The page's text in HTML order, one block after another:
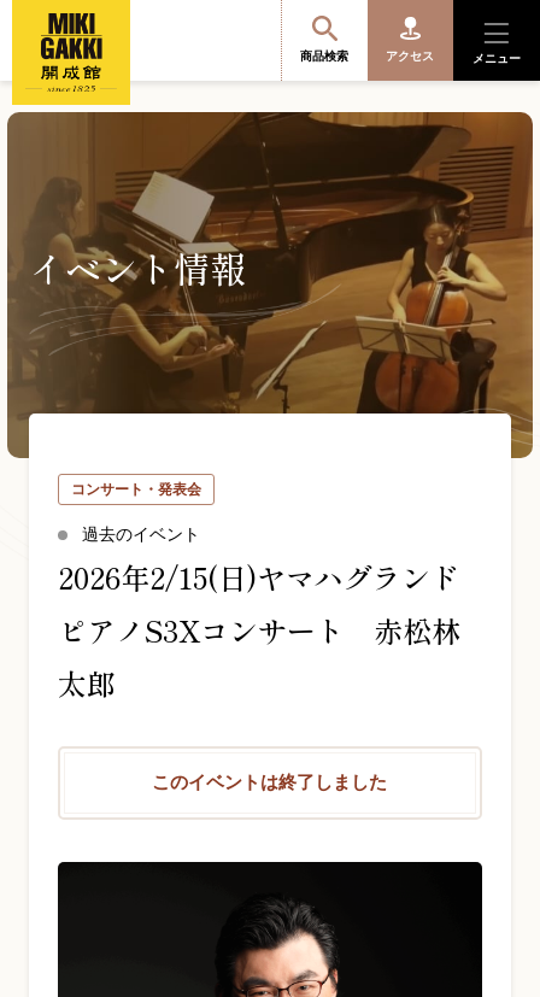
商品検索 アクセス メニュー
商品を探す・選ぶ
便利なサービス
開成館を知る
音楽教室・イベント情報
サポート・購入特典
お問い合わせ総合窓口
発信する
お問い合わせフォーム
イベント情報
コンサート・発表会
過去のイベント
2026年2/15(日)ヤマハグランド
ピアノS3Xコンサート 赤松林
太郎
このイベントは終了しました